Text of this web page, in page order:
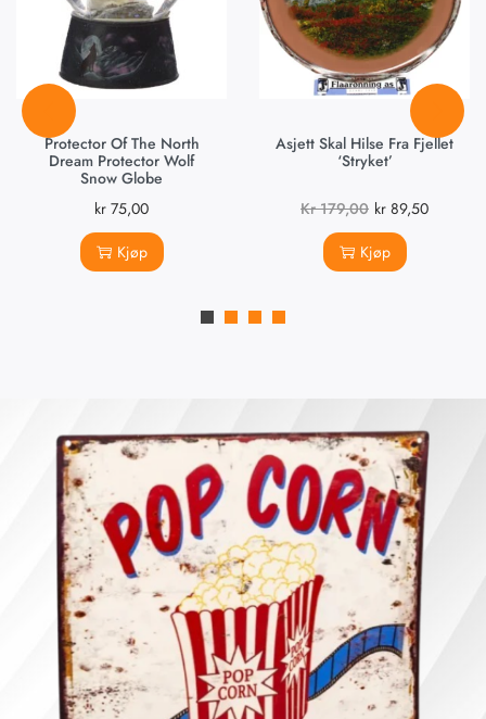
Protector Of The North
Dream Protector Wolf
Snow Globe
kr 75,00
Kjøp
Asjett Skal Hilse Fra Fjellet
‘Stryket’
Kr179,00 kr 89,50
Kjøp